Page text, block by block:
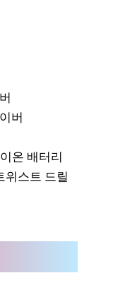
버
온 배터리
위스트 드릴